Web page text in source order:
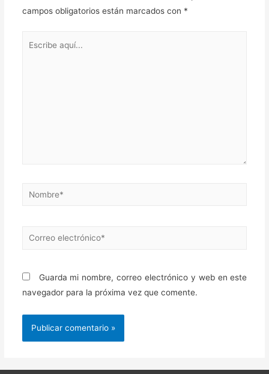
campos obligatorios están marcados con *
Nombre*
Correo
Guarda mi nombre, correo electrónico y web en este
navegador para la próxima vez que comente.